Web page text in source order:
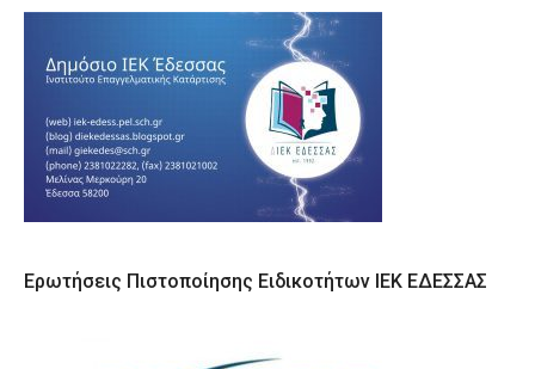
Ερωτήσεις Πιστοποίησης Ειδικοτήτων ΙΕΚ ΕΔΕΣΣΑΣ